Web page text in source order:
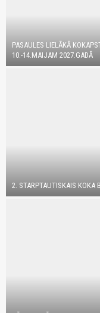
PASAULES LIELĀKĀ
10.-14.MAIJAM 2027.GADĀ
2. STARPTAUTISKAIS KOKA